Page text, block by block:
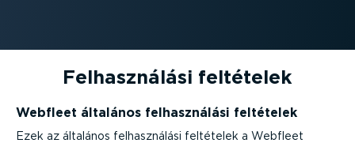
Felhasz­nálási feltételek
Webfleet általános felhasz­nálási feltételek
Ezek az általános felhasz­nálási feltételek a Webfleet